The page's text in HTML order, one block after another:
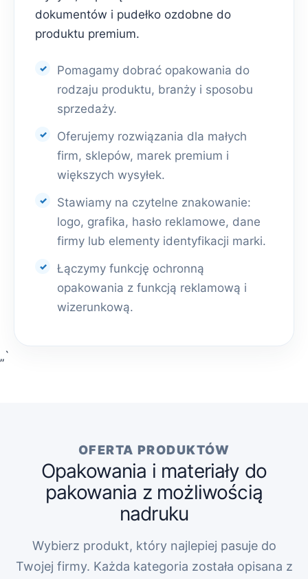
dokumentów i pudełko ozdobne do
produktu premium.
Pomagamy dobrać opakowania do
rodzaju produktu, branży i sposobu
sprzedaży.
Oferujemy rozwiązania dla małych
firm, sklepów, marek premium i
większych wysyłek.
Stawiamy na czytelne znakowanie:
logo, grafika, hasło reklamowe, dane
firmy lub elementy identyfikacji marki.
Łączymy funkcję ochronną
opakowania z funkcją reklamową i
wizerunkową.
„`
OFERTA PRODUKTÓW
Opakowania i materiały do
pakowania z możliwością
nadruku
Wybierz produkt, który najlepiej pasuje do
Twojej firmy. Każda kategoria została opisana z